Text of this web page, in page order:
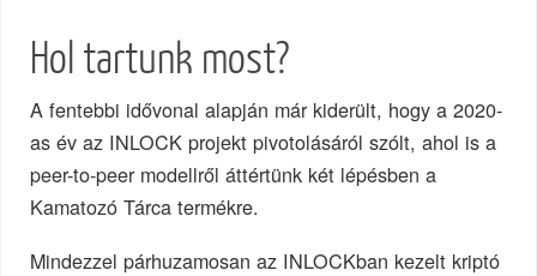
Hol tartunk most?
A fentebbi idővonal alapján már kiderült, hogy a 2020-
as év az INLOCK projekt pivotolásáról szólt, ahol is a
peer-to-peer modellről áttértünk két lépésben a
Kamatozó Tárca termékre.
Mindezzel párhuzamosan az INLOCKban kezelt kriptó